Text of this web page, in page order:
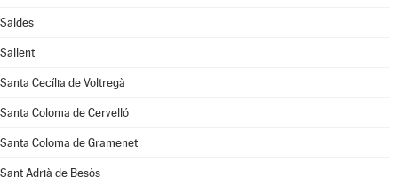
Saldes
Sallent
Santa Cecília de Voltregà
Santa Coloma de Cervelló
Santa Coloma de Gramenet
Sant Adrià de Besòs